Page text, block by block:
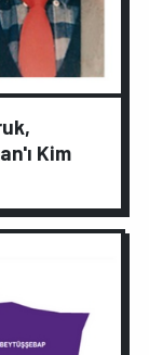
Kim